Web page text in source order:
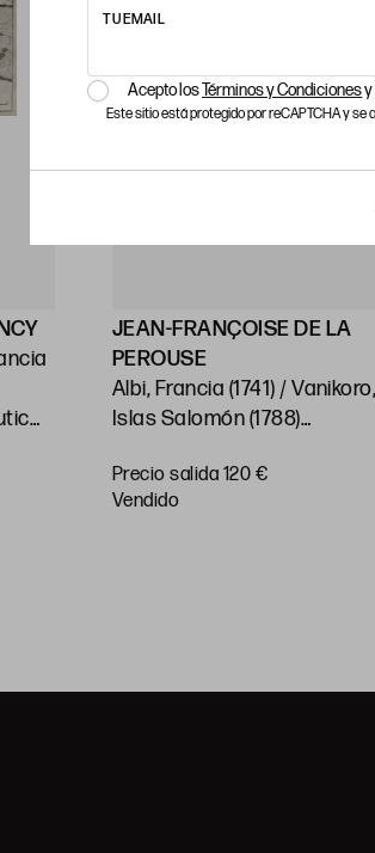
TU EMAIL
Acepto losTérminos y Condicionesy
Este sitio está protegido por reCAPTCHA y se
x
JEAN-FRANÇOISE DE LA
PEROUSE
Albi, Francia (1741) / Vanikoro,
Islas Salomón (1788)
Pacífico y sus islas"
papel: 54 x 74 cm
Precio salida 120 €
vendido